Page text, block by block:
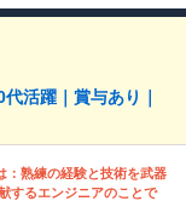
活躍｜賞与あり｜
：熟練の経験と技術を武器
するエンジニアのことで